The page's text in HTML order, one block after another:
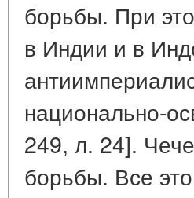
борьбы. При
в Индии и в
национально-
249, л. 24].
борьбы. Все